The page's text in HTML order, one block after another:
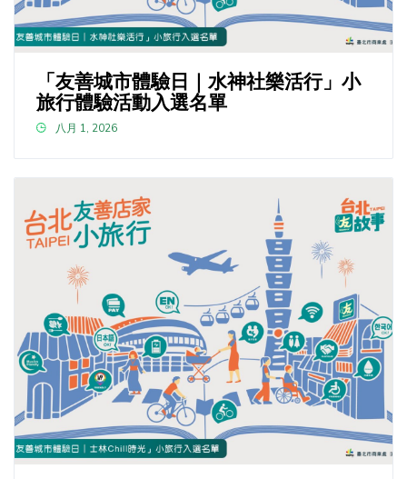
「友善城市體驗日｜水神社樂活行」小
旅行體驗活動入選名單
八月 1, 2026